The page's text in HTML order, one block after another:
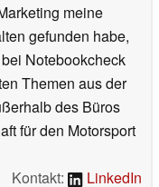
meine
gefunden habe,
Notebookcheck
Themen aus der
des Büros
für den Motorsport
Kontakt:
LinkedIn